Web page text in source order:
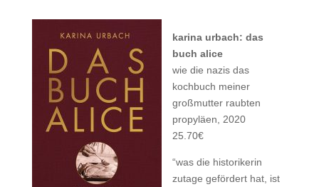
karina urbach: das
buch alice
wie die nazis das
kochbuch meiner
großmutter raubten
propyläen, 2020
25.70€
“was die historikerin
zutage gefördert hat, ist